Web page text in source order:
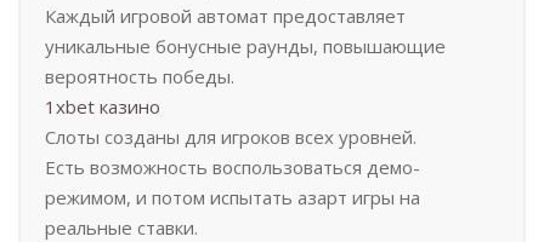
Каждый игровой автомат предоставляет
уникальные бонусные раунды, повышающие
вероятность победы.
1xbet казино
Слоты созданы для игроков всех уровней.
Есть возможность воспользоваться демо-
режимом, и потом испытать азарт игры на
реальные ставки.